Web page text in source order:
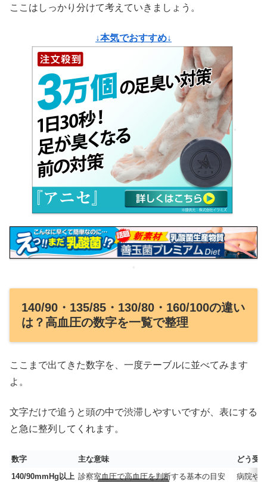
ここはしっかり分けて考えていきましょう。
↓本気でおすすめ↓
140/90・135/85・130/80・160/100の違い
は？高血圧の数字を一覧で整理
ここまで出てきた数字を、一度テーブルに並べてみます
よ。
文字だけで追うと頭の中で渋滞しやすいですが、表にする
と急に整列してくれます。
数字 主な意味
どう受
140/90mmHg以上 診察室血圧で高血圧を判断する基本の目安
病院や